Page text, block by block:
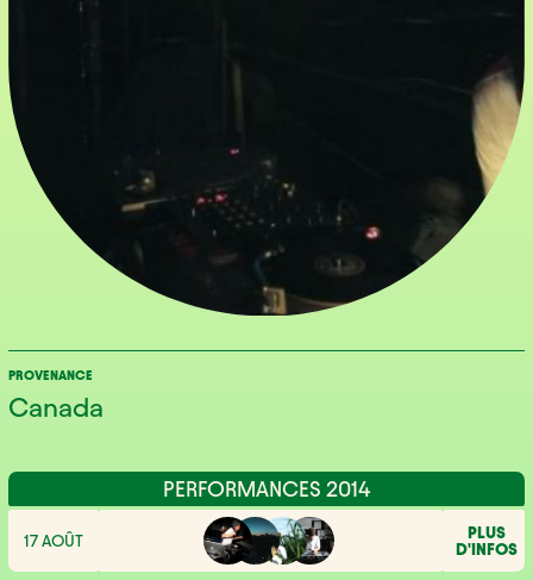
PROVENANCE
Canada
PERFORMANCES 2014
17 AOÛT
PLUS
D'INFOS